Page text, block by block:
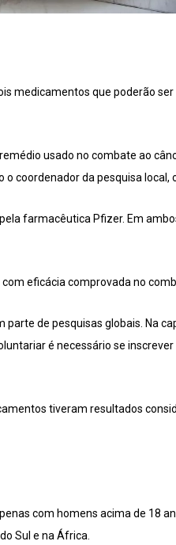
medicamentos que poderão
usado no combate ao
coordenador da pesquisa local,
farmacêutica Pfizer. Em
eficácia comprovada no
de pesquisas globais. Na
é necessário se
tiveram resultados
com homens acima de 18
Sul e na África.